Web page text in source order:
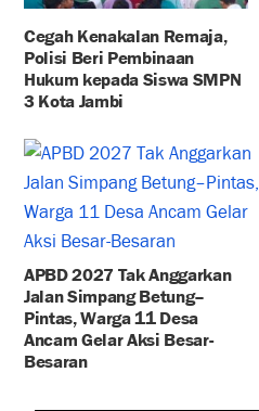
Cegah Kenakalan Remaja,
Polisi Beri Pembinaan
Hukum kepada Siswa SMPN
3 Kota Jambi
APBD 2027 Tak Anggarkan
Jalan Simpang Betung–
Pintas, Warga 11 Desa
Ancam Gelar Aksi Besar-
Besaran